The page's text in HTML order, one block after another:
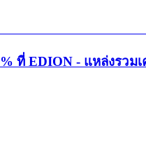
ที่ EDION - แหล่งรว